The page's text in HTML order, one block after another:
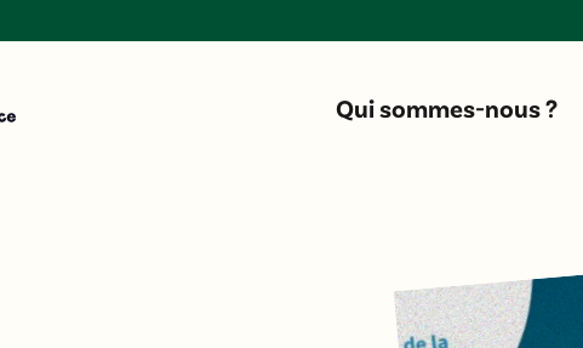
Qui sommes-nous ?